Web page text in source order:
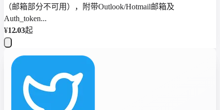
（邮箱部分不可用），附带Outlook/Hotmail邮箱及
Auth_token...
¥12.03起